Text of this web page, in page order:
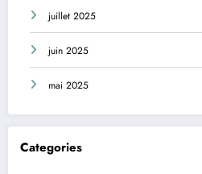
juillet 2025
juin 2025
mai 2025
Categories